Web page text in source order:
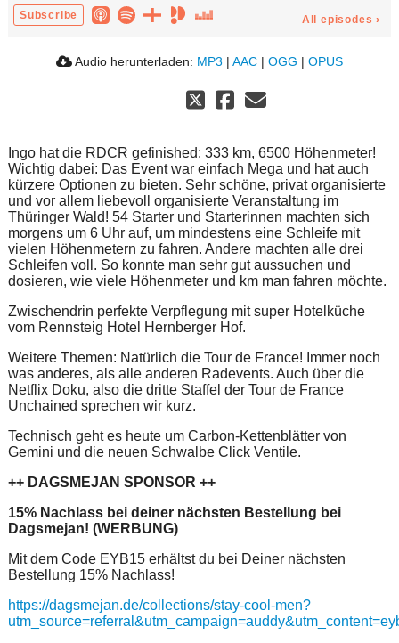
Subscribe All episodes ›
Audio herunterladen: MP3 | AAC | OGG | OPUS
Ingo hat die RDCR gefinished: 333 km, 6500 Höhenmeter!
Wichtig dabei: Das Event war einfach Mega und hat auch
kürzere Optionen zu bieten. Sehr schöne, privat organisierte
und vor allem liebevoll organisierte Veranstaltung im
Thüringer Wald! 54 Starter und Starterinnen machten sich
morgens um 6 Uhr auf, um mindestens eine Schleife mit
vielen Höhenmetern zu fahren. Andere machten alle drei
Schleifen voll. So konnte man sehr gut aussuchen und
dosieren, wie viele Höhenmeter und km man fahren möchte.
Zwischendrin perfekte Verpflegung mit super Hotelküche
vom Rennsteig Hotel Hernberger Hof.
Weitere Themen: Natürlich die Tour de France! Immer noch
was anderes, als alle anderen Radevents. Auch über die
Netflix Doku, also die dritte Staffel der Tour de France
Unchained sprechen wir kurz.
Technisch geht es heute um Carbon-Kettenblätter von
Gemini und die neuen Schwalbe Click Ventile.
++ DAGSMEJAN SPONSOR ++
15% Nachlass bei deiner nächsten Bestellung bei
Dagsmejan! (WERBUNG)
Mit dem Code EYB15 erhältst du bei Deiner nächsten
Bestellung 15% Nachlass!
https://dagsmejan.de/collections/stay-cool-men?